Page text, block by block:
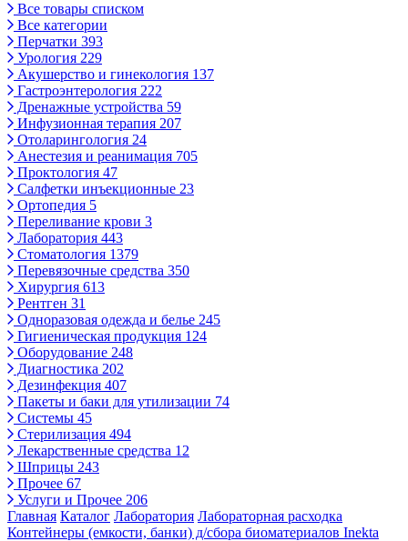
Все товары списком
Все категории
Перчатки 393
Урология 229
Акушерство и гинекология 137
Гастроэнтерология 222
Дренажные устройства 59
Инфузионная терапия 207
Отоларингология 24
Анестезия и реанимация 705
Проктология 47
Салфетки инъекционные 23
Ортопедия 5
Переливание крови 3
Лаборатория 443
Стоматология 1379
Перевязочные средства 350
Хирургия 613
Рентген 31
Одноразовая одежда и белье 245
Гигиеническая продукция 124
Оборудование 248
Диагностика 202
Дезинфекция 407
Пакеты и баки для утилизации 74
Системы 45
Стерилизация 494
Лекарственные средства 12
Шприцы 243
Прочее 67
Услуги и Прочее 206
Главная Каталог Лаборатория Лабораторная расходка
Контейнеры (емкости, банки) д/сбора биоматериалов Inekta